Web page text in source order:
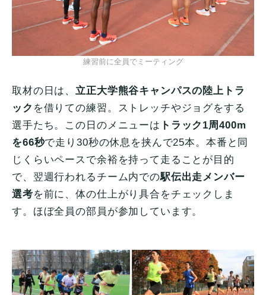
練習前に全員でミーティング
取材の日は、立正大学熊谷キャンパスの陸上トラ
ック を借りての練習。ストレッチやジョグをする
選手たち。この日のメニューは トラック1周400m
を66秒で走り30秒の休息を挟んで25本。本番と同
じくらいペースで余裕を持って走ることが目的
で、翌週行われるチーム内での駅伝出走メンバー
選考を前に、体の仕上がり具合をチェックしま
す。ほぼ全員の部員が参加しています。